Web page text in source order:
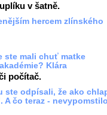
v šatně.
hercem zlínského
ste mali chuť matke
Klára
počítač.
ste odpísali, že ako
čo teraz -